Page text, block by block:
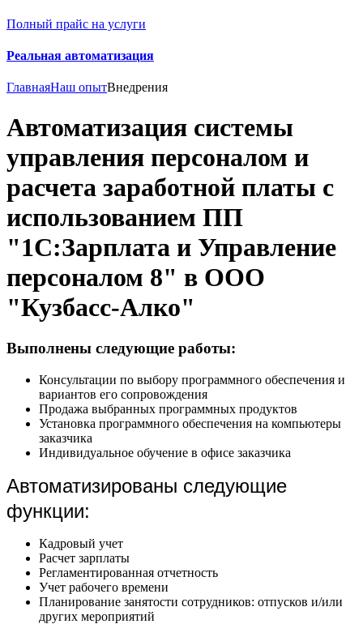
Полный прайс на услуги
Реальная автоматизация
ГлавнаяНаш опытВнедрения
Автоматизация системы
управления персоналом и
расчета заработной платы с
использованием ПП
"1С:Зарплата и Управление
персоналом 8" в ООО
"Кузбасс-Алко"
Выполнены следующие работы:
Консультации по выбору программного обеспечения и
вариантов его сопровождения
Продажа выбранных программных продуктов
Установка программного обеспечения на компьютеры
заказчика
Индивидуальное обучение в офисе заказчика
Автоматизированы следующие
функции:
Кадровый учет
Расчет зарплаты
Регламентированная отчетность
Учет рабочего времени
Планирование занятости сотрудников: отпусков и/или
других мероприятий